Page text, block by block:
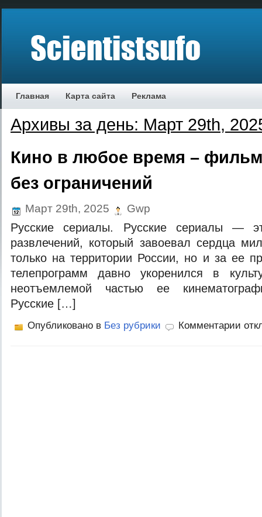
Главная Карта сайта Реклама
Архивы за день: Март 29th,
Кино в любое время –
без ограничений
Март 29th, 2025 Gwp
Русские сериалы. Русские сериалы —
развлечений, который завоевал сердца
только на территории России, но и за ее
телепрограмм давно укоренился в
неотъемлемой частью ее
Русские […]
Опубликовано в Без рубрики Комментарии